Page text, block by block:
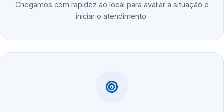
Chegamos com rapidez ao local para avaliar a situação e
iniciar o atendimento.